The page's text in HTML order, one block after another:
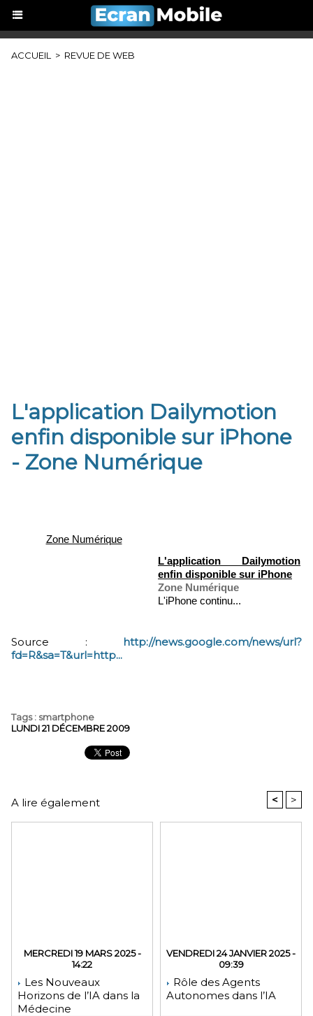
ACCUEIL > REVUE DE WEB
L'application Dailymotion
enfin disponible sur iPhone
- Zone Numérique
Zone Numérique
L'application Dailymotion
enfin disponible sur iPhone
Zone Numérique
L'iPhone continu...
Source : http://news.google.com/news/url?
fd=R&sa=T&url=http...
Tags: smartphone
LUNDI 21 DÉCEMBRE 2009
A lire également < >
MERCREDI 19 MARS 2025 -
14:22
Les Nouveaux
Horizons de l’IA dans la
Médecine
VENDREDI 24 JANVIER 2025 -
09:39
Rôle des Agents
Autonomes dans l’IA